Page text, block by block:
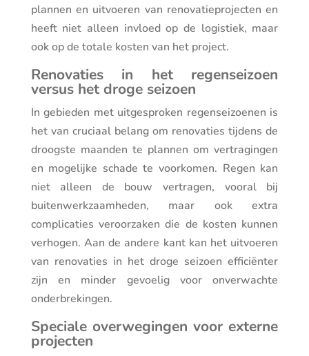
plannen en uitvoeren van renovatieprojecten en
heeft niet alleen invloed op de logistiek, maar
ook op de totale kosten van het project.
Renovaties in het regenseizoen
versus het droge seizoen
In gebieden met uitgesproken regenseizoenen is
het van cruciaal belang om renovaties tijdens de
droogste maanden te plannen om vertragingen
en mogelijke schade te voorkomen. Regen kan
niet alleen de bouw vertragen, vooral bij
buitenwerkzaamheden, maar ook extra
complicaties veroorzaken die de kosten kunnen
verhogen. Aan de andere kant kan het uitvoeren
van renovaties in het droge seizoen efficiënter
zijn en minder gevoelig voor onverwachte
onderbrekingen.
Speciale overwegingen voor externe
projecten